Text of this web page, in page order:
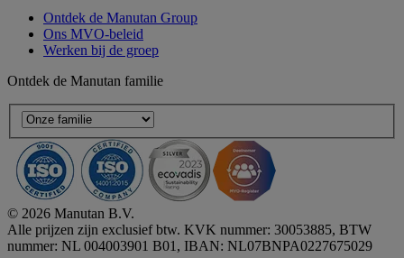
Ontdek de Manutan Group
Ons MVO-beleid
Werken bij de groep
Ontdek de Manutan familie
© 2026 Manutan B.V.
Alle prijzen zijn exclusief btw. KVK nummer: 30053885, BTW
nummer: NL 004003901 B01, IBAN: NL07BNPA0227675029